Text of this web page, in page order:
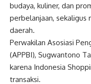
budaya, kuliner, dan
perbelanjaan, sekaligus
daerah.
Perwakilan Asosiasi
(APPBI), Sugwantono
karena Indonesia
transaksi.